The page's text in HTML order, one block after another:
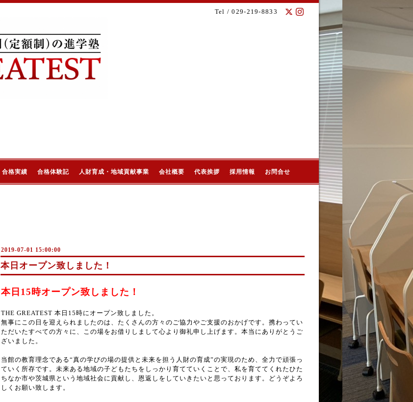
Tel / 029-219-8833
合格実績 合格体験記 人財育成・地域貢献事業 会社概要 代表挨拶 採用情報 お問合せ
2019-07-01 15:00:00
本日オープン致しました！
本日15時オープン致しました！
THE GREATEST 本日15時にオープン致しました。
無事にこの日を迎えられましたのは、たくさんの方々のご協力やご支援のおかげです。携わってい
ただいたすべての方々に、この場をお借りしまして心より御礼申し上げます。本当にありがとうご
ざいました。
当館の教育理念である“真の学びの場の提供と未来を担う人財の育成”の実現のため、全力で頑張っ
ていく所存です。未来ある地域の子どもたちをしっかり育てていくことで、私を育ててくれたひた
ちなか市や茨城県という地域社会に貢献し、恩返しをしていきたいと思っております。どうぞよろ
しくお願い致します。